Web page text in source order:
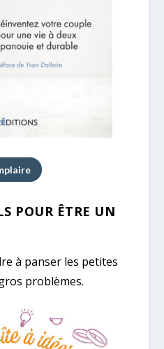
POUR ÊTRE UN
à panser les petites
problèmes.